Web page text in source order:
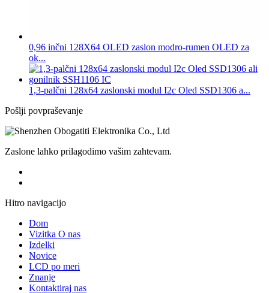
0,96 inčni 128X64 OLED zaslon modro-rumen OLED za
ok...
1,3-palčni 128x64 zaslonski modul I2c Oled SSD1306 a...
Pošlji povpraševanje
Zaslone lahko prilagodimo vašim zahtevam.
Hitro navigacijo
Dom
Vizitka O nas
Izdelki
Novice
LCD po meri
Znanje
Kontaktiraj nas